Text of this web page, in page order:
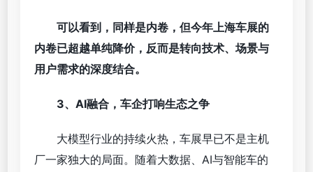
可以看到，同样是内卷，但今年上海车展的
内卷已超越单纯降价，反而是转向技术、场景与
用户需求的深度结合。
3、AI融合，车企打响生态之争
大模型行业的持续火热，车展早已不是主机
厂一家独大的局面。随着大数据、AI与智能车的